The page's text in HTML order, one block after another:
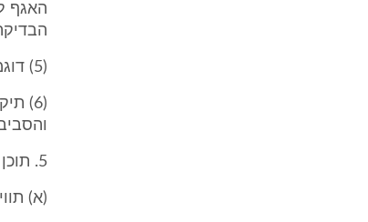
האגף
(5) דוגמת האריזה המוצעת, שצריך שתבטיח שמירת התכשיר מקלקול ופגיעה;
(6)
5. תוכן תווית האריזה (תיקון: תשס"ב)
(א)